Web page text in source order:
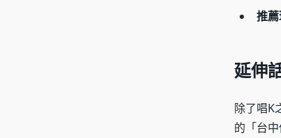
推
延伸
除了唱K
的「台